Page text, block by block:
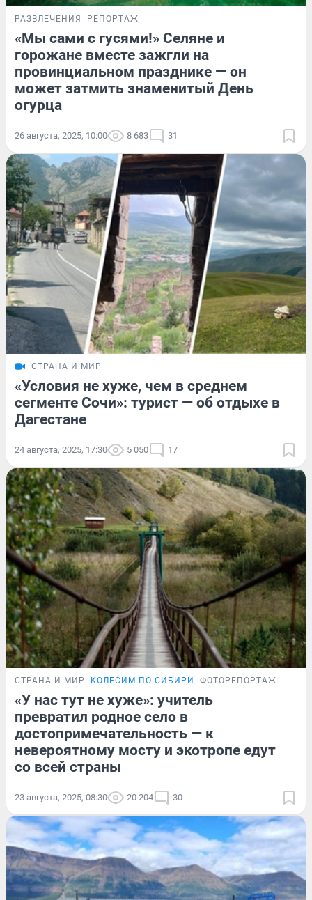
РАЗВЛЕЧЕНИЯ РЕПОРТАЖ
«Мы сами с гусями!» Селяне и
горожане вместе зажгли на
провинциальном празднике — он
может затмить знаменитый День
огурца
26 августа, 2025, 10:00 8 683 31
СТРАНА И МИР
«Условия не хуже, чем в среднем
сегменте Сочи»: турист — об отдыхе в
Дагестане
24 августа, 2025, 17:30 5 050 17
СТРАНА И МИР КОЛЕСИМ ПО СИБИРИ ФОТОРЕПОРТАЖ
«У нас тут не хуже»: учитель
превратил родное село в
достопримечательность — к
невероятному мосту и экотропе едут
со всей страны
23 августа, 2025, 08:30 20 204 30